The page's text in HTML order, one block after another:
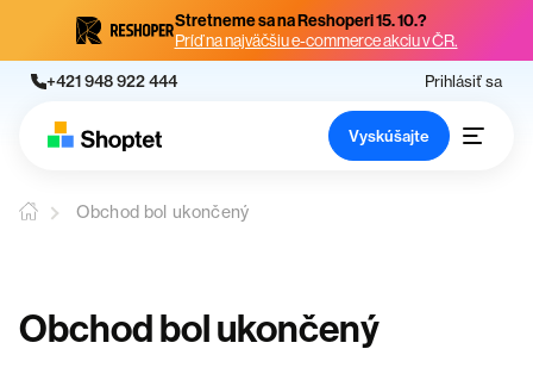
Stretneme sa na Reshoperi 15. 10.?
Príď na najväčšiu e-commerce akciu v ČR.
+421 948 922 444 Prihlásiť sa
Vyskúšajte
Obchod bol ukončený
Obchod bol ukončený